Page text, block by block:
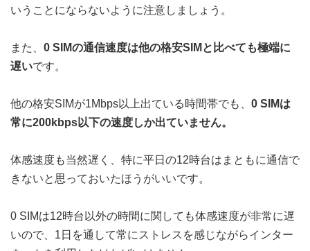
いうことにならないように注意しましょう。
また、 0 SIMの通信速度は他の格安SIMと比べても極端に
遅いです。
他の格安SIMが1Mbps以上出ている時間帯でも、 0 SIMは
常に200kbps以下の速度しか出ていません。
体感速度も当然遅く、特に平日の12時台はまともに通信で
きないと思っておいたほうがいいです。
0 SIMは12時台以外の時間に関しても体感速度が非常に遅
いので、1日を通して常にストレスを感じながらインター